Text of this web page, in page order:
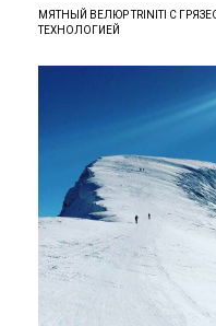
МЯТНЫЙ ВЕЛЮР TRINITI С
ТЕХНОЛОГИЕЙ